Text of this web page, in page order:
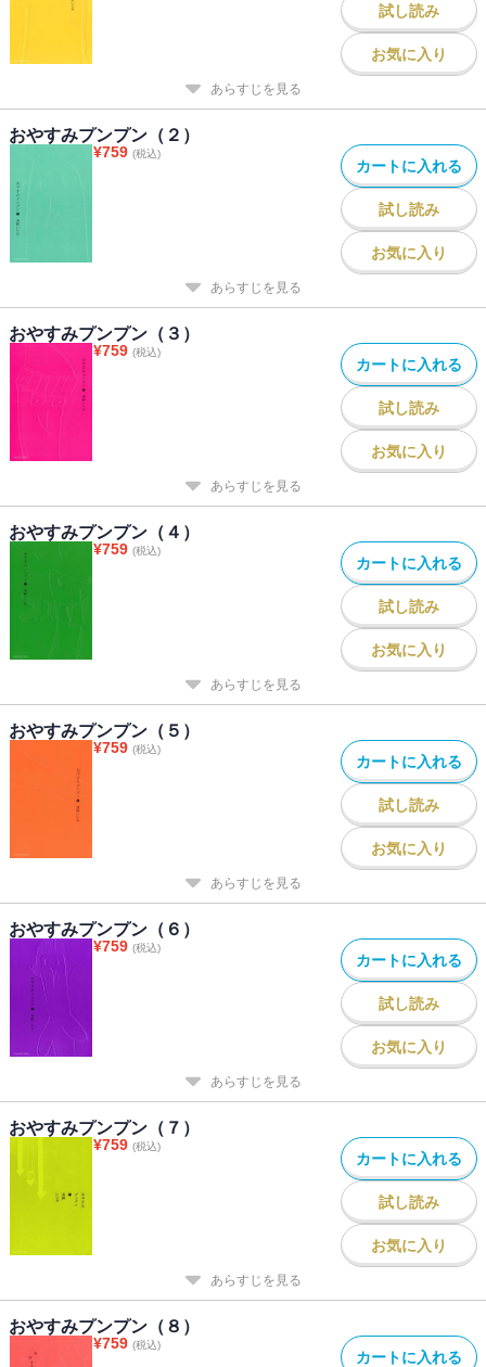
試し読み
お気に入り
あらすじを見る
おやすみプンプン（２）
¥759 (税込)
カートに入れる
試し読み
お気に入り
あらすじを見る
おやすみプンプン（３）
¥759 (税込)
カートに入れる
試し読み
お気に入り
あらすじを見る
おやすみプンプン（４）
¥759 (税込)
カートに入れる
試し読み
お気に入り
あらすじを見る
おやすみプンプン（５）
¥759 (税込)
カートに入れる
試し読み
お気に入り
あらすじを見る
おやすみプンプン（６）
¥759 (税込)
カートに入れる
試し読み
お気に入り
あらすじを見る
おやすみプンプン（７）
¥759 (税込)
カートに入れる
試し読み
お気に入り
あらすじを見る
おやすみプンプン（８）
¥759 (税込)
カートに入れる